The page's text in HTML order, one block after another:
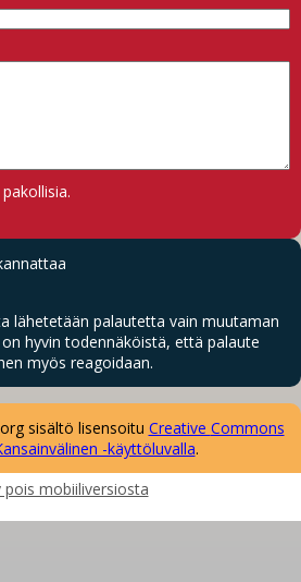
lähetetään palautetta vain muutaman
hyvin todennäköistä, että palaute
myös reagoidaan.
sisältö lisensoitu Creative Commons
-käyttöluvalla.
pois mobiiliversiosta